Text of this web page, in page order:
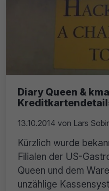
Diary Queen &
13.10.2014 von Lars
Kürzlich wurde
Filialen der US-
Queen und dem
unzählige